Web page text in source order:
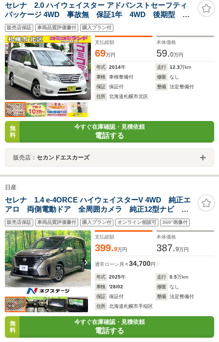
セレナ 2.0 ハイウェイスター アドバンストセーフティ
パッケージ 4WD 事故無 保証1年 4WD 後期型 衝
突軽減ブレーキシステム レーンキープアシスト 両側
パワースライドドア 純正8型ナビ 地デジ 全方位カメ
ラ フリップダウンモニター ETC 中古冬タイヤ&アル
ミホイール付
販売店保証 車両品質評価書付 購入プラン付
支払総額
69万円
本体価格
59.0万円
年式 2014年 走行 12.3万km
車検
車検整備付 修復
なし
保証
保証付 整備
法定整備付
住所
北海道札幌市北区
無
料
今すぐ在庫確認・見積依頼
電話する
販売店： セカンドエスカーズ
日産
セレナ 1.4 e-4ORCE ハイウェイスターV 4WD 純正エ
アロ 両側電動ドア 全周囲カメラ 純正12型ナビ 衝
突被害軽減 プロパイロット コーナーセンサー ブラ
インドスポット シートヒーター 100V電源 LEDヘッ
ド オートハイビーム オートライト
販売店保証 車両品質評価書付 購入プラン付 オンライン相談可 360°画像付
支払総額
399.9万円
本体価格
387.9万円
通常ローン 月々34,700円
年式 2025年 走行 0.5万km
車検
'28/02 修復
なし
保証
保証付 整備
法定整備付
住所
北海道札幌市手稲区
無
料
今すぐ在庫確認・見積依頼
電話する